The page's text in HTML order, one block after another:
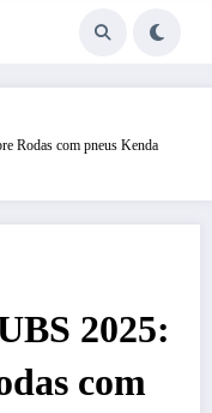
Rodas com pneus Kenda
2025:
com